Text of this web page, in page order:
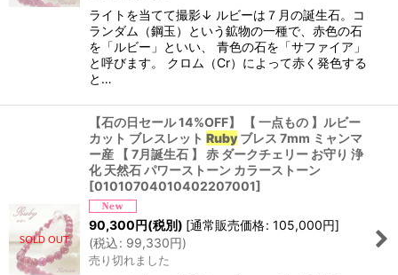
ライトを当てて撮影↓ ルビーは７月の誕生石。コ
ランダム（鋼玉）という鉱物の一種で、赤色の石
を「ルビー」といい、 青色の石を「サファイア」
と呼びます。 クロム（Cr）によって赤く発色する
と…
【石の日セール 14%OFF】 【 一点もの 】ルビー
カット ブレスレット Rubyブレス 7mm ミャンマ
ー産 【 7月誕生石 】 赤 ダークチェリー お守り 浄
化 天然石 パワーストーン カラーストーン
[01010704010402207001]
90,300円(税別) [通常販売価格: 105,000円]
(税込: 99,330円)
売り切れました